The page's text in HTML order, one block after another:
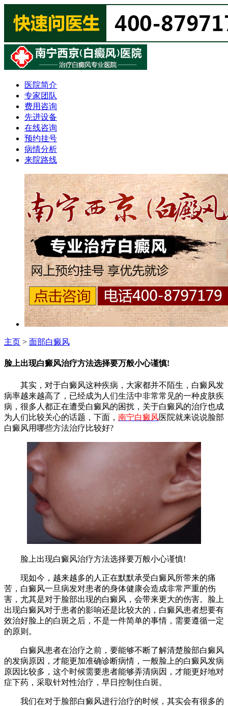
医院简介
专家团队
费用咨询
先进设备
在线咨询
预约挂号
病情分析
来院路线
主页 > 面部白癜风
脸上出现白癜风治疗方法选择要万般小心谨慎!
其实，对于白癜风这种疾病，大家都并不陌生，白癜风发
病率越来越高了，已经成为人们生活中非常常见的一种皮肤疾
病，很多人都正在遭受白癜风的困扰，关于白癜风的治疗也成
为人们比较关心的话题，下面， 南宁白癜风医院就来说说脸部
白癜风用哪些方法治疗比较好?
脸上出现白癜风治疗方法选择要万般小心谨慎!
现如今，越来越多的人正在默默承受白癜风所带来的痛
苦，白癜风一旦病发对患者的身体健康会造成非常严重的伤
害，尤其是对于脸部出现的白癜风，会带来更大的伤害。脸上
出现白癜风对于患者的影响还是比较大的，白癜风患者想要有
效治好脸上的白斑之后，不是一件简单的事情，需要遵循一定
的原则。
白癜风患者在治疗之前，要能够不断了解清楚脸部白癜风
的发病原因，才能更加准确诊断病情，一般脸上的白癜风发病
原因比较多，这个时候需要患者能够弄清病因，才能更好地对
症下药，采取针对性治疗，早日控制住白斑。
我们在对于脸部白癜风进行治疗的时候，其实会有很多的